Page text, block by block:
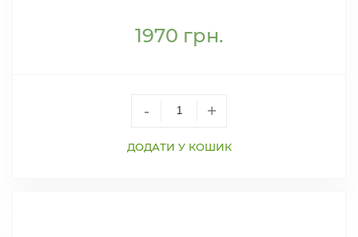
1970 грн.
- +
ДОДАТИ У КОШИК